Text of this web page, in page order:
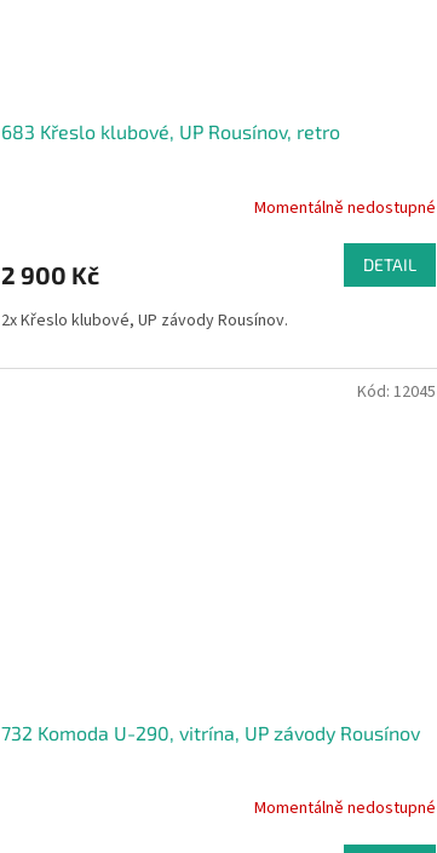
683 Křeslo klubové, UP Rousínov, retro
Momentálně nedostupné
2 900 Kč DETAIL
2x Křeslo klubové, UP závody Rousínov.
732 Komoda U-290, vitrína, UP závody Rousínov
Momentálně nedostupné
Kód: 12045